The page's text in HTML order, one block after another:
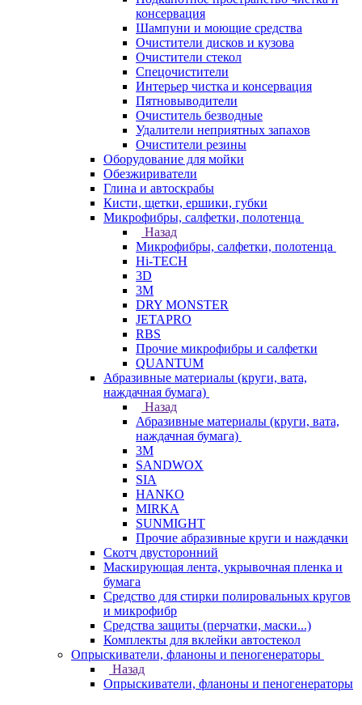
консервация
Шампуни и моющие средства
Очистители дисков и кузова
Очистители стекол
Спецочистители
Интерьер чистка и консервация
Пятновыводители
Очиститель безводные
Удалители неприятных запахов
Очистители резины
Оборудование для мойки
Обезжириватели
Глина и автоскрабы
Кисти, щетки, ершики, губки
Микрофибры, салфетки, полотенца
Назад
Микрофибры, салфетки, полотенца
Hi-TECH
3D
3М
DRY MONSTER
JETAPRO
RBS
Прочие микрофибры и салфетки
QUANTUM
Абразивные материалы (круги, вата,
наждачная бумага)
Назад
Абразивные материалы (круги, вата,
наждачная бумага)
3М
SANDWOX
SIA
HANKO
MIRKA
SUNMIGHT
Прочие абразивные круги и наждачки
Скотч двусторонний
Маскирующая лента, укрывочная пленка и
бумага
Средство для стирки полировальных кругов
и микрофибр
Средства защиты (перчатки, маски...)
Комплекты для вклейки автостекол
Опрыскиватели, фланоны и пеногенераторы
Назад
Опрыскиватели, фланоны и пеногенераторы